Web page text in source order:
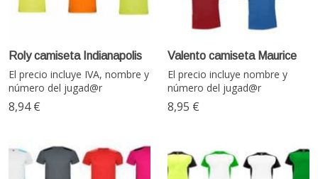
Roly camiseta Indianapolis
El precio incluye IVA, nombre y
número del jugad@r
8,94 €
Valento camiseta Maurice
El precio incluye nombre y
número del jugad@r
8,95 €